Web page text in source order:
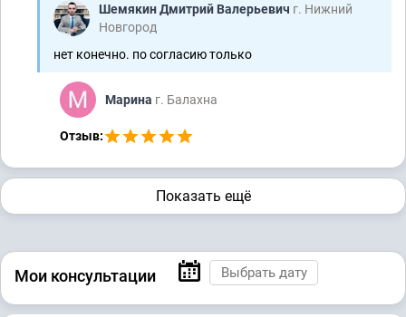
Шемякин Дмитрий Валерьевич г. Нижний
Новгород
нет конечно. по согласию только
Марина г. Балахна
Отзыв:
Показать ещё
Мои консультации